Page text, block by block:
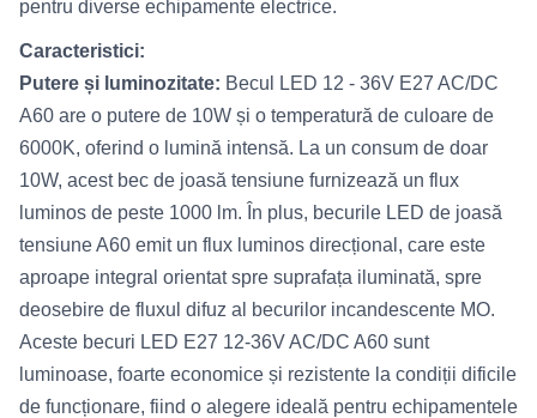
pentru diverse echipamente electrice.
Caracteristici:
Putere și luminozitate: Becul LED 12 - 36V E27 AC/DC
A60 are o putere de 10W și o temperatură de culoare de
6000K, oferind o lumină intensă. La un consum de doar
10W, acest bec de joasă tensiune furnizează un flux
luminos de peste 1000 lm. În plus, becurile LED de joasă
tensiune A60 emit un flux luminos direcțional, care este
aproape integral orientat spre suprafața iluminată, spre
deosebire de fluxul difuz al becurilor incandescente MO.
Aceste becuri LED E27 12-36V AC/DC A60 sunt
luminoase, foarte economice și rezistente la condiții dificile
de funcționare, fiind o alegere ideală pentru echipamentele